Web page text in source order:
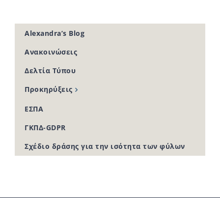
Alexandra’s Blog
Ανακοινώσεις
Δελτία Τύπου
Προκηρύξεις
ΕΣΠΑ
ΓΚΠΔ-GDPR
Σχέδιο δράσης για την ισότητα των φύλων